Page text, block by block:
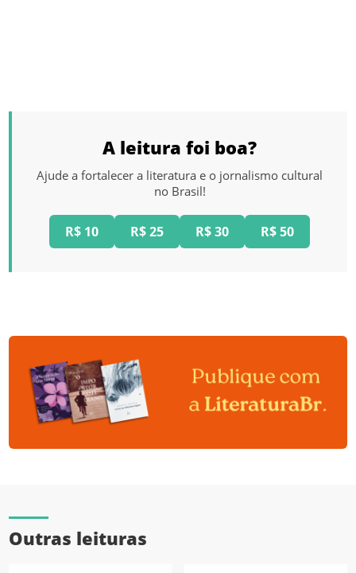
A leitura foi boa?
Ajude a fortalecer a literatura e o jornalismo cultural
no Brasil!
R$ 10 R$ 25 R$ 30 R$ 50
Outras leituras